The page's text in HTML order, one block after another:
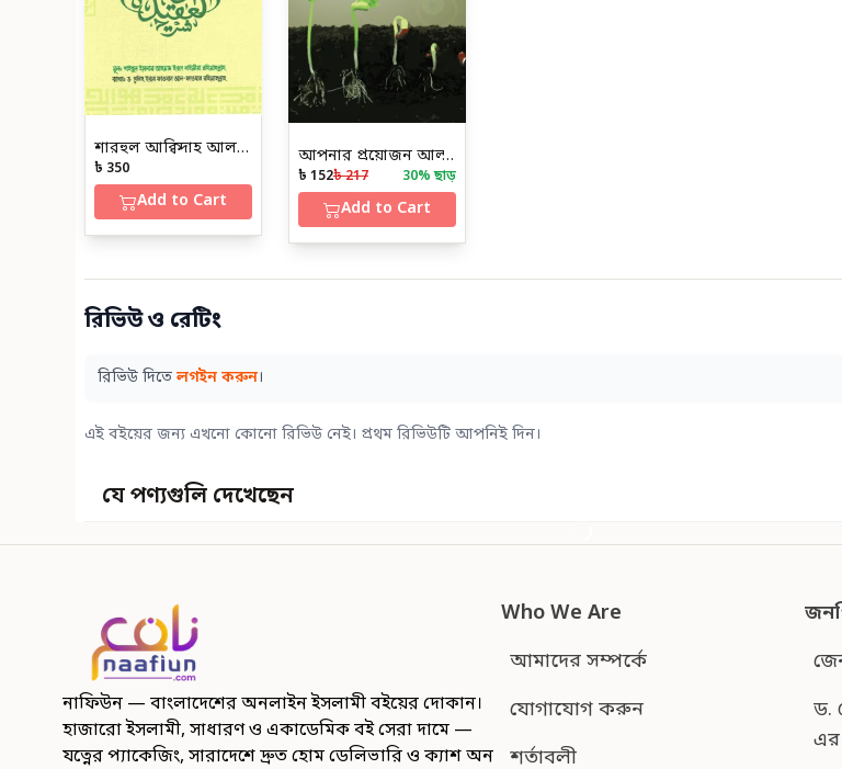
শারহুল আক্বিদাহ আল-ওয়াছিত্বীয়া
৳ 350
Add to Cart
আপনার প্রয়োজন আল্লাহকে বলুন
৳ 152৳ 217 30% ছাড়
Add to Cart
রিভিউ ও রেটিং
রিভিউ দিতে লগইন করুন।
এই বইয়ের জন্য এখনো কোনো রিভিউ নেই। প্রথম রিভিউটি আপনিই দিন।
যে পণ্যগুলি দেখেছেন
নাফিউন — বাংলাদেশের অনলাইন ইসলামী বইয়ের দোকান।
হাজারো ইসলামী, সাধারণ ও একাডেমিক বই সেরা দামে —
যত্নের প্যাকেজিং, সারাদেশে দ্রুত হোম ডেলিভারি ও ক্যাশ অন
Who We Are
আমাদের সম্পর্কে
যোগাযোগ করুন
শর্তাবলী
ড.
এর